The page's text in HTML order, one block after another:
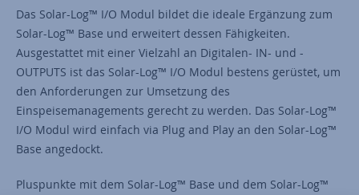
Das Solar-Log™ I/O Modul bildet die ideale Ergänzung zum
Solar-Log™ Base und erweitert dessen Fähigkeiten.
Ausgestattet mit einer Vielzahl an Digitalen- IN- und -
OUTPUTS ist das Solar-Log™ I/O Modul bestens gerüstet, um
den Anforderungen zur Umsetzung des
Einspeisemanagements gerecht zu werden. Das Solar-Log™
I/O Modul wird einfach via Plug and Play an den Solar-Log™
Base angedockt.
Pluspunkte mit dem Solar-Log™ Base und dem Solar-Log™